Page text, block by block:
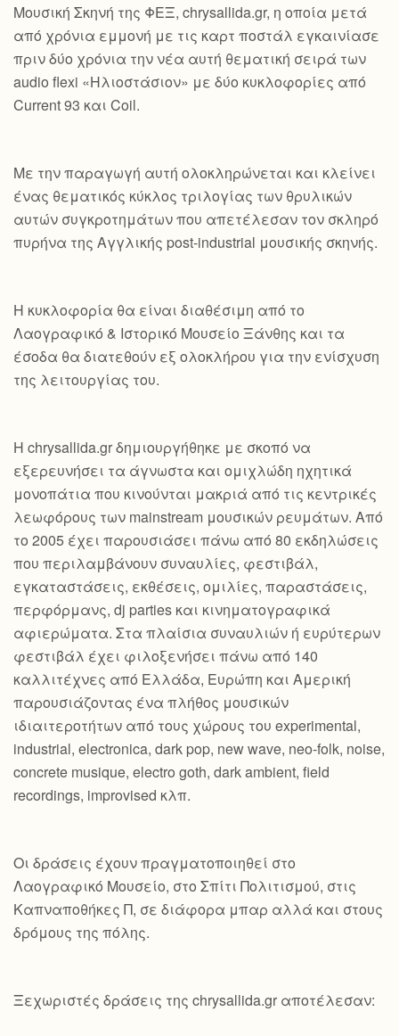
Μουσική Σκηνή της ΦΕΞ, chrysallida.gr, η οποία μετά
από χρόνια εμμονή με τις καρτ ποστάλ εγκαινίασε
πριν δύο χρόνια την νέα αυτή θεματική σειρά των
audio flexi «Ηλιοστάσιον» με δύο κυκλοφορίες από
Current 93 και Coil.
Με την παραγωγή αυτή ολοκληρώνεται και κλείνει
ένας θεματικός κύκλος τριλογίας των θρυλικών
αυτών συγκροτημάτων που απετέλεσαν τον σκληρό
πυρήνα της Αγγλικής post-industrial μουσικής σκηνής.
Η κυκλοφορία θα είναι διαθέσιμη από το
Λαογραφικό & Ιστορικό Μουσείο Ξάνθης και τα
έσοδα θα διατεθούν εξ ολοκλήρου για την ενίσχυση
της λειτουργίας του.
Η chrysallida.gr δημιουργήθηκε με σκοπό να
εξερευνήσει τα άγνωστα και ομιχλώδη ηχητικά
μονοπάτια που κινούνται μακριά από τις κεντρικές
λεωφόρους των mainstream μουσικών ρευμάτων. Από
το 2005 έχει παρουσιάσει πάνω από 80 εκδηλώσεις
που περιλαμβάνουν συναυλίες, φεστιβάλ,
εγκαταστάσεις, εκθέσεις, ομιλίες, παραστάσεις,
περφόρμανς, dj parties και κινηματογραφικά
αφιερώματα. Στα πλαίσια συναυλιών ή ευρύτερων
φεστιβάλ έχει φιλοξενήσει πάνω από 140
καλλιτέχνες από Ελλάδα, Ευρώπη και Αμερική
παρουσιάζοντας ένα πλήθος μουσικών
ιδιαιτεροτήτων από τους χώρους του experimental,
industrial, electronica, dark pop, new wave, neo-folk, noise,
concrete musique, electro goth, dark ambient, field
recordings, improvised κλπ.
Οι δράσεις έχουν πραγματοποιηθεί στο
Λαογραφικό Μουσείο, στο Σπίτι Πολιτισμού, στις
Καπναποθήκες Π, σε διάφορα μπαρ αλλά και στους
δρόμους της πόλης.
Ξεχωριστές δράσεις της chrysallida.gr αποτέλεσαν: